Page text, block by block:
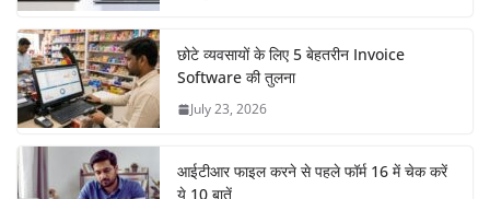
छोटे व्यवसायों के लिए 5 बेहतरीन Invoice
Software की तुलना
July 23, 2026
आईटीआर फाइल करने से पहले फॉर्म 16 में चेक करें
ये 10 बातें